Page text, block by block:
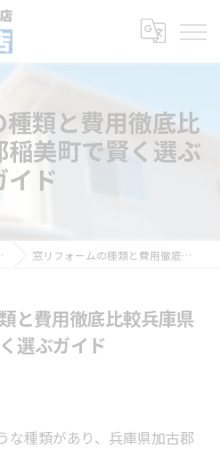
類と費用徹底比
美町で賢く選ぶ
イド
窓リフォームの種類と費用徹底比較兵庫県加古郡稲美町で賢く選ぶガイド
と費用徹底比較兵庫県
選ぶガイド
な種類があり、兵庫県加古郡